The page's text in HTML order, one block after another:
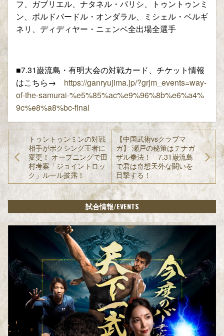
フ、ガブリエル、ナタネル・パリシ、トゥントゥンミ
ン、ボルドバードル・オンダラル、ミシェル・ベルギ
ネリ、ディディヤー・ニェンベ全出場全選手
■7.31巌流島・有明大会の対戦カード、チケット情報
はこちら→ https://ganryujima.jp/?grjm_events=way-
of-the-samurai-%e5%85%ac%e9%96%8b%e6%a4%
9c%e8%a8%bc-final
トゥントゥンミンの対戦
相手がボクシング王者に
変更！ オープニングで田
村考案「ジョイントロッ
ク」ルール披露！
【中国武術vsクラブマ
ガ】 瀬戸の秘策はテナガ
ザル拳法！ 7.31巌流島
で君は奇想天外な闘いを
目撃する！
試合情報/EVENTS